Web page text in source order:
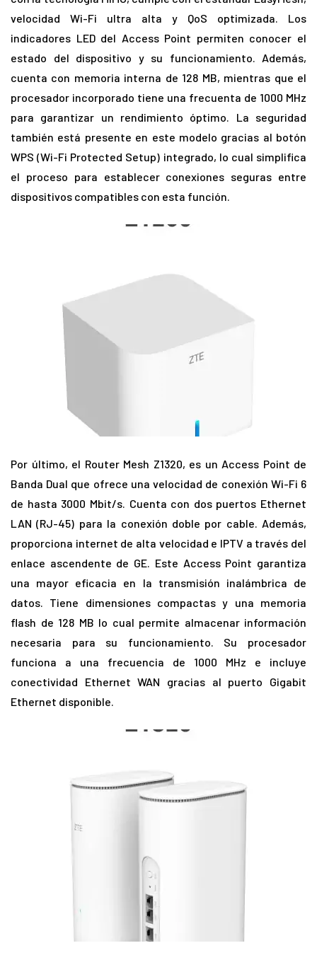
velocidad Wi-Fi ultra alta y QoS optimizada. Los
indicadores LED del Access Point permiten conocer el
estado del dispositivo y su funcionamiento. Además,
cuenta con memoria interna de 128 MB, mientras que el
procesador incorporado tiene una frecuenta de 1000 MHz
para garantizar un rendimiento óptimo. La seguridad
también está presente en este modelo gracias al botón
WPS (Wi-Fi Protected Setup) integrado, lo cual simplifica
el proceso para establecer conexiones seguras entre
dispositivos compatibles con esta función.
Por último, el Router Mesh Z1320, es un Access Point de
Banda Dual que ofrece una velocidad de conexión Wi-Fi 6
de hasta 3000 Mbit/s. Cuenta con dos puertos Ethernet
LAN (RJ-45) para la conexión doble por cable. Además,
proporciona internet de alta velocidad e IPTV a través del
enlace ascendente de GE. Este Access Point garantiza
una mayor eficacia en la transmisión inalámbrica de
datos. Tiene dimensiones compactas y una memoria
flash de 128 MB lo cual permite almacenar información
necesaria para su funcionamiento. Su procesador
funciona a una frecuencia de 1000 MHz e incluye
conectividad Ethernet WAN gracias al puerto Gigabit
Ethernet disponible.